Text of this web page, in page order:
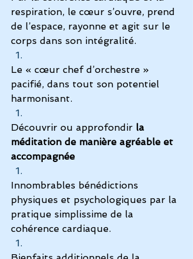
respiration, le cœur s’ouvre, prend
de l’espace, rayonne et agit sur le
corps dans son intégralité.
Le « cœur chef d’orchestre »
pacifié, dans tout son potentiel
harmonisant.
Découvrir ou approfondir la
méditation de manière agréable et
accompagnée
Innombrables bénédictions
physiques et psychologiques par la
pratique simplissime de la
cohérence cardiaque.